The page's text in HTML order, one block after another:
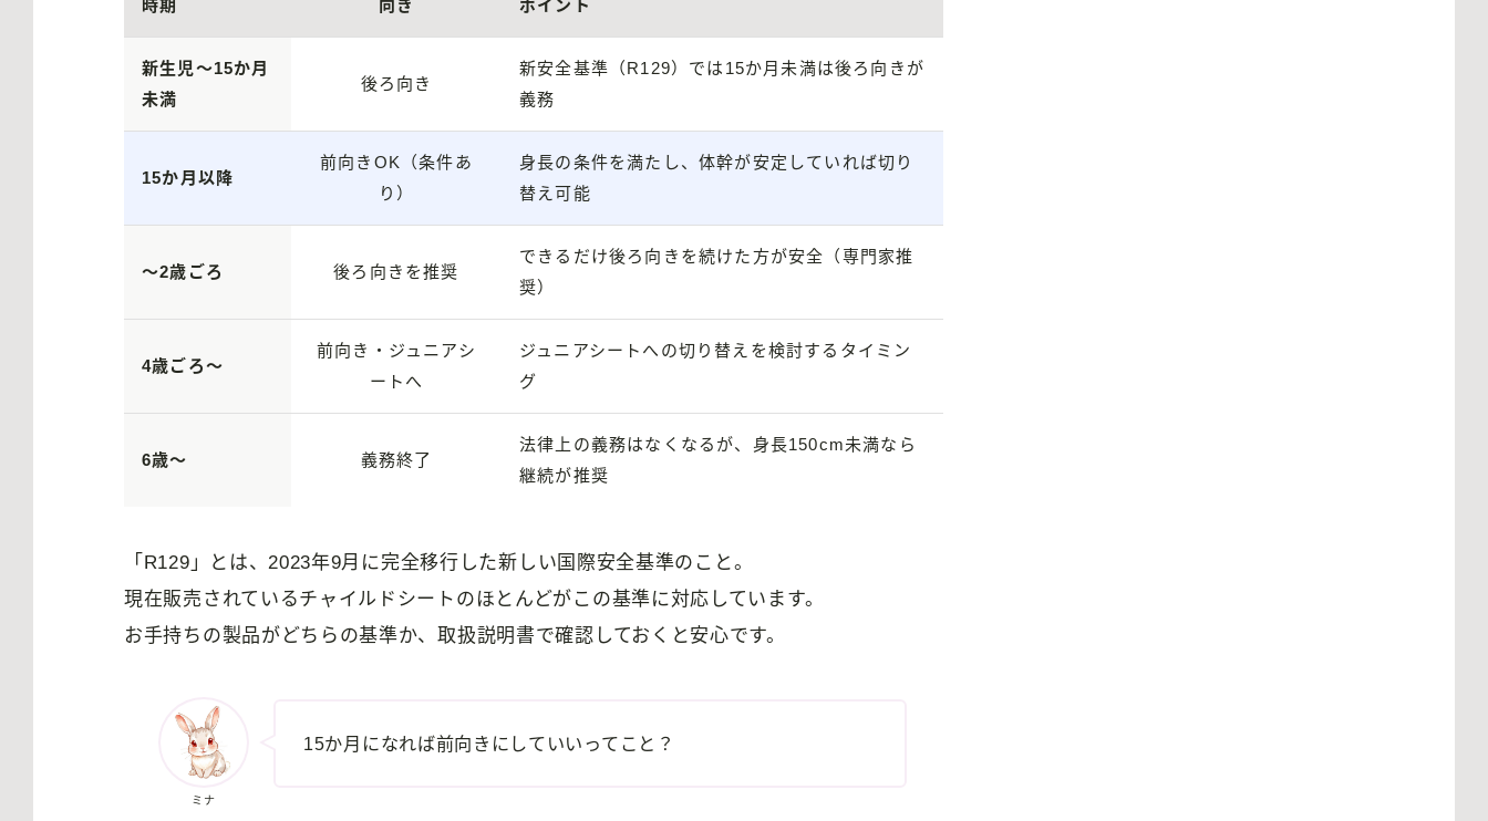
時期 向き ポイント
新生児〜15か月
未満
後ろ向き
新安全基準（R129）では15か月未満は後ろ向きが
義務
15か月以降
前向きOK（条件あ
り）
身長の条件を満たし、体幹が安定していれば切り
替え可能
〜2歳ごろ 後ろ向きを推奨
できるだけ後ろ向きを続けた方が安全（専門家推
奨）
4歳ごろ〜
前向き・ジュニアシ
ートへ
ジュニアシートへの切り替えを検討するタイミン
グ
6歳〜 義務終了
法律上の義務はなくなるが、身長150cm未満なら
継続が推奨
「R129」とは、2023年9月に完全移行した新しい国際安全基準のこと。
現在販売されているチャイルドシートのほとんどがこの基準に対応しています。
お手持ちの製品がどちらの基準か、取扱説明書で確認しておくと安心です。
ミナ
15か月になれば前向きにしていいってこと？